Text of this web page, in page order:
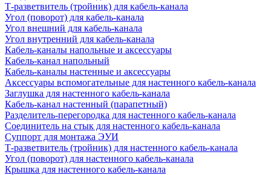
Т-разветвитель (тройник) для кабель-канала
Угол (поворот) для кабель-канала
Угол внешний для кабель-канала
Угол внутренний для кабель-канала
Кабель-каналы напольные и аксессуары
Кабель-канал напольный
Кабель-каналы настенные и аксессуары
Аксессуары вспомогательные для настенного кабель-канала
Заглушка для настенного кабель-канала
Кабель-канал настенный (парапетный)
Разделитель-перегородка для настенного кабель-канала
Соединитель на стык для настенного кабель-канала
Суппорт для монтажа ЭУИ
Т-разветвитель (тройник) для настенного кабель-канала
Угол (поворот) для настенного кабель-канала
Крышка для настенного кабель-канала